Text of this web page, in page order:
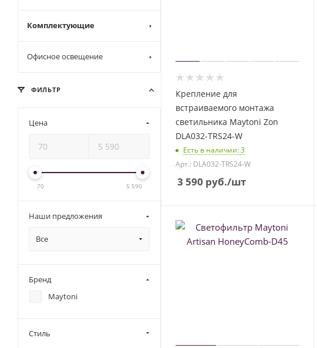
Крепление для
встраиваемого монтажа
светильника Maytoni Zon
DLA032-TRS24-W
Есть в наличии: 3
Арт.: DLA032-TRS24-W
3 590 руб./шт
Комплектующие
Офисное освещение
ФИЛЬТР
Цена
70 5 590
Наши предложения
Все
Бренд
Maytoni
Стиль